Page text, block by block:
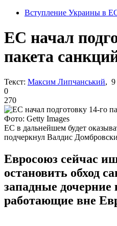
Вступление Украины в
ЕС начал
пакета
Текст: Максим Липчанський, 9
0
270
Фото: Getty Images
ЕС в дальнейшем будет
подчеркнул Валдис
Евросоюз сейчас
остановить обход
западные
работающие вне